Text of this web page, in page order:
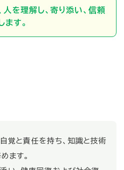
を理解し、寄り添い、信頼
す。
覚と責任を持ち、知識と技術
ます。